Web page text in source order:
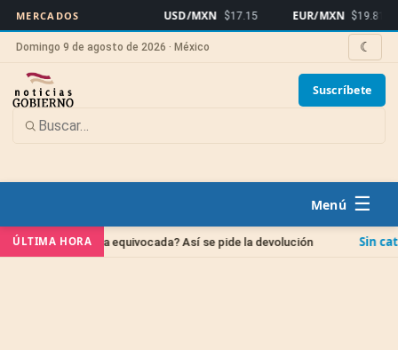
MERCADOS USD/MXN $17.15 EUR/MXN $19.81
Domingo 9 de agosto de 2026 · México ☾
Suscríbete
☰
ÚLTIMA HORA
cuenta equivocada? Así se pide la devolución Sin categoría